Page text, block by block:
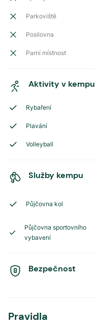
Parkoviště
Posilovna
Parní místnost
Aktivity v kempu
Rybaření
Plavání
Volleyball
Služby kempu
Půjčovna kol
Půjčovna sportovního
vybavení
Bezpečnost
Pravidla